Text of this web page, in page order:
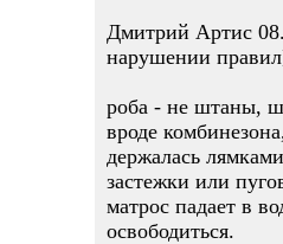
Дмитрий Артис
нарушении
роба - не штаны,
вроде
держалась
застежки или
матрос падает в
освободиться.